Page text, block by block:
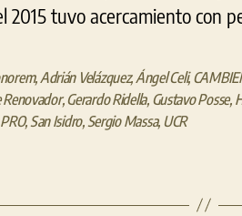
2015 tuvo acercamiento con
, Adrián Velázquez, Ángel Celi,
Renovador,Gerardo Ridella, Gustavo Posse,
PRO, San Isidro, Sergio Massa, UCR